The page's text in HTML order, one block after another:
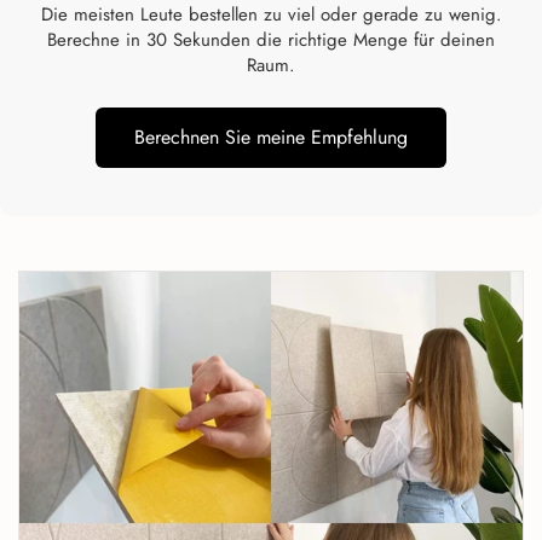
Die meisten Leute bestellen zu viel oder gerade zu wenig.
Berechne in 30 Sekunden die richtige Menge für deinen
Raum.
Berechnen Sie meine Empfehlung